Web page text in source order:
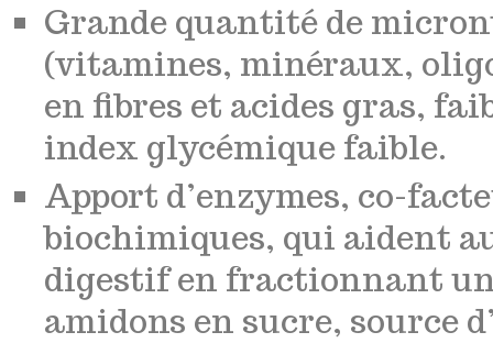
Grande quantité de
(vitamines, minéraux,
en fibres et acides gras,
index glycémique faible.
Apport d’enzymes, co-
biochimiques, qui aident
digestif en fractionnant
amidons en sucre, source